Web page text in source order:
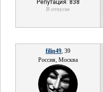
Репутация: 838
В отпуске
filin49, 39
Россия, Москва